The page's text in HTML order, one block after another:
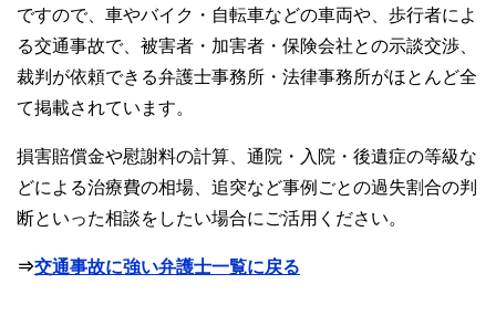
ですので、車やバイク・自転車などの車両や、歩行者によ
る交通事故で、被害者・加害者・保険会社との示談交渉、
裁判が依頼できる弁護士事務所・法律事務所がほとんど全
て掲載されています。
損害賠償金や慰謝料の計算、通院・入院・後遺症の等級な
どによる治療費の相場、追突など事例ごとの過失割合の判
断といった相談をしたい場合にご活用ください。
⇒交通事故に強い弁護士一覧に戻る